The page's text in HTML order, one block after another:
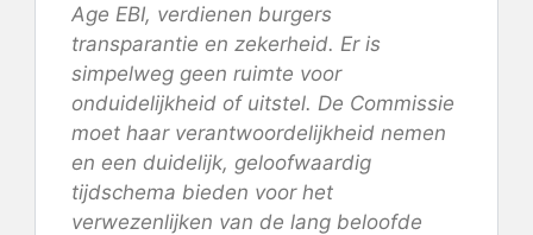
Age EBI, verdienen burgers
transparantie en zekerheid. Er is
simpelweg geen ruimte voor
onduidelijkheid of uitstel. De Commissie
moet haar verantwoordelijkheid nemen
en een duidelijk, geloofwaardig
tijdschema bieden voor het
verwezenlijken van de lang beloofde